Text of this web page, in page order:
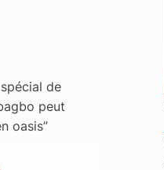
de
peut
oasis”